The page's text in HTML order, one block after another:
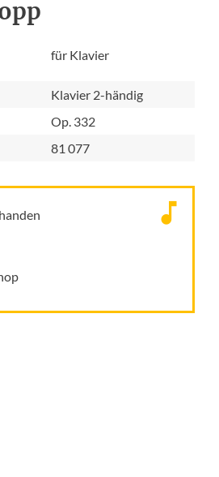
für Klavier
Klavier 2-händig
Op. 332
81 077